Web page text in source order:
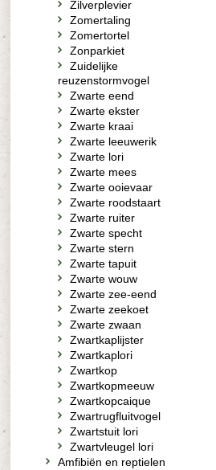
Zilverplevier
Zomertaling
Zomertortel
Zonparkiet
Zuidelijke
reuzenstormvogel
Zwarte eend
Zwarte ekster
Zwarte kraai
Zwarte leeuwerik
Zwarte lori
Zwarte mees
Zwarte ooievaar
Zwarte roodstaart
Zwarte ruiter
Zwarte specht
Zwarte stern
Zwarte tapuit
Zwarte wouw
Zwarte zee-eend
Zwarte zeekoet
Zwarte zwaan
Zwartkaplijster
Zwartkaplori
Zwartkop
Zwartkopmeeuw
Zwartkopcaique
Zwartrugfluitvogel
Zwartstuit lori
Zwartvleugel lori
Amfibiën en reptielen